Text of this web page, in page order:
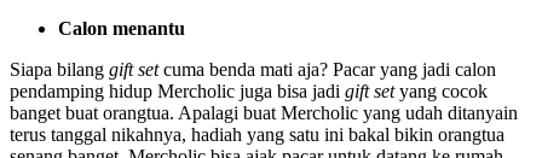
Calon menantu
Siapa bilang gift setcuma benda mati aja? Pacar yang jadi calon
pendamping hidup Mercholic juga bisa jadi gift setyang cocok
banget buat orangtua. Apalagi buat Mercholic yang udah ditanyain
terus tanggal nikahnya, hadiah yang satu ini bakal bikin orangtua